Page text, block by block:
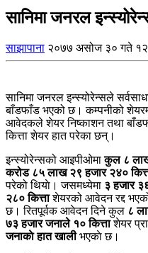
सानिमा जनरल
साझापाना २०७७ असोज ३० गते
सानिमा जनरल इन्स्योरेन्सले
बाँडफाँड भएको छ। कम्पनीको
आवेदकले शेयर निष्काशन तथा
कित्ता शेयर हात परेका छन्।
इन्स्योरेन्सको आइपीओमाकुल ८
करोड ८५ लाख २९ हजार २४०
परेको थियाे। जसमध्येमा ३ हजार
२८० कित्ताशेयरको आवेदन रद्द
छ। रितपूर्वक आवेदन दिने कुल ८
७३ हजार जनाले १० कित्ताशेयर
जनाकाे हात खालीभएकाे छ।